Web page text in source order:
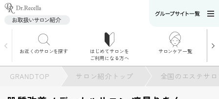
お近くのサロンを探す
はじめてサロンを
ご利用になる方へ
サロンケア一覧
ュー
施術別で探す
お悩み別で探す
GRANDTOP サロン紹介トップ 全国のエステサ